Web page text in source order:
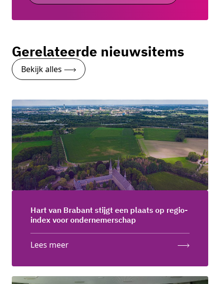
Gerelateerde nieuwsitems
Bekijk alles
Hart van Brabant stijgt een plaats op regio-
index voor ondernemerschap
Lees meer